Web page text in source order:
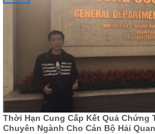
Thời Hạn Cung Cấp Kết Quả Chứng
Chuyên Ngành Cho Cán Bộ Hải Quan